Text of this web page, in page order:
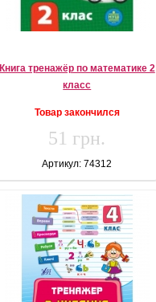
Книга тренажёр по математике 2
класс
Товар закончился
51 грн.
Артикул: 74312